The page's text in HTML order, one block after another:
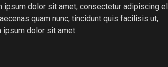
ipsum dolor sit amet, consectetur adipiscing
quam nunc, tincidunt quis facilisis ut,
ipsum dolor sit amet.